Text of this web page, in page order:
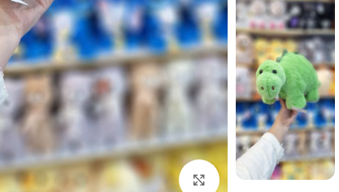
برای بزرگنمایی کلیک کنید